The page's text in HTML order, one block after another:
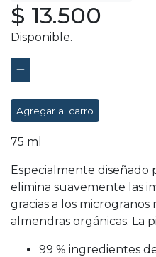
$ 13.500
Disponible.
Agregar al carro
75 ml
Especialmente diseñado
elimina suavemente las
gracias a los microgranos
almendras orgánicas. La
99 % ingredientes